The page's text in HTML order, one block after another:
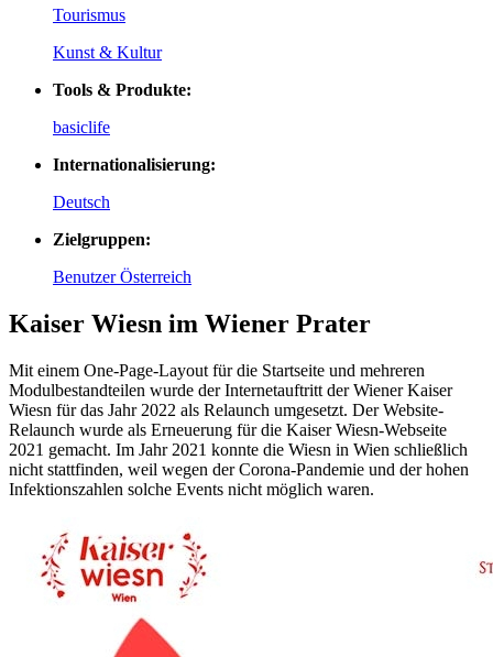
Tourismus
Kunst & Kultur
Tools & Produkte:
basiclife
Internationalisierung:
Deutsch
Zielgruppen:
Benutzer Österreich
Kaiser Wiesn im Wiener Prater
Mit einem One-Page-Layout für die Startseite und mehreren
Modulbestandteilen wurde der Internetauftritt der Wiener Kaiser
Wiesn für das Jahr 2022 als Relaunch umgesetzt. Der Website-
Relaunch wurde als Erneuerung für die Kaiser Wiesn-Webseite
2021 gemacht. Im Jahr 2021 konnte die Wiesn in Wien schließlich
nicht stattfinden, weil wegen der Corona-Pandemie und der hohen
Infektionszahlen solche Events nicht möglich waren.